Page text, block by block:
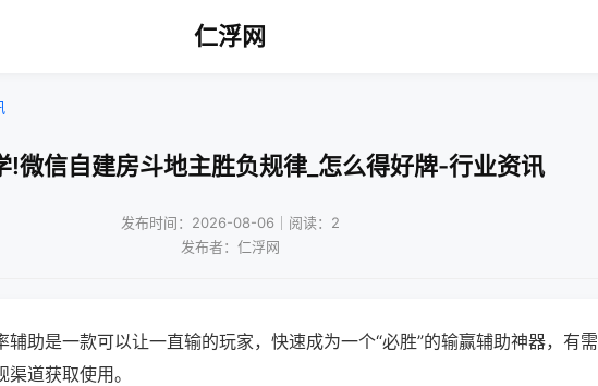
仁浮网
!微信自建房斗地主胜负规律_怎么得好牌-行业资讯
发布时间：2026-08-06｜阅读：2
发布者：仁浮网
辅助是一款可以让一直输的玩家，快速成为一个“必胜”的输赢辅助神器，有需
道获取使用。